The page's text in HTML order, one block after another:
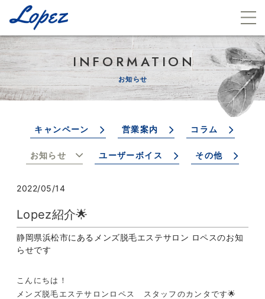
INFORMATION
お知らせ
キャンペーン 営業案内 コラム
お知らせ ユーザーボイス その他
2022/05/14
Lopez紹介🌟
静岡県浜松市にあるメンズ脱毛エステサロン ロペスのお知
らせです
こんにちは！
メンズ脱毛エステサロンロペス スタッフのカンタです🌟